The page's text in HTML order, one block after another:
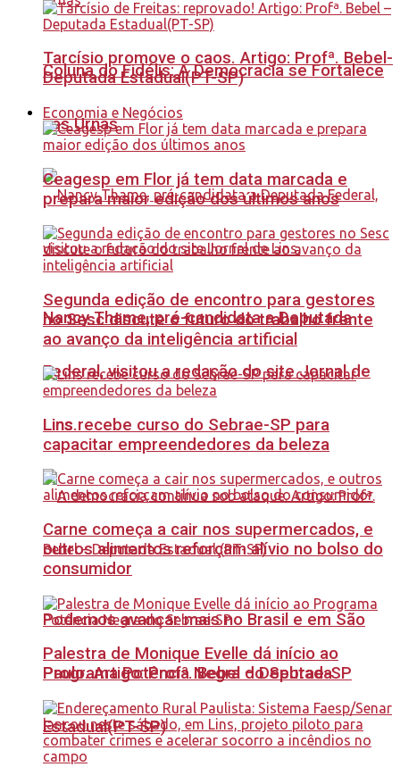
Coluna do Fidélis: A Democracia se Fortalece
nas Urnas
Nancy Thame, pré-candidata a Deputada
Federal, visitou a redação do site Jornal de
Lins.
Podemos avançar mais no Brasil e em São
Paulo. Artigo: Profª. Bebel – Deputada
Estadual(PT-SP)
Tarcísio promove o caos. Artigo: Profª. Bebel-
Deputada Estadual(PT-SP)
Economia e Negócios
Ceagesp em Flor já tem data marcada e
prepara maior edição dos últimos anos
Segunda edição de encontro para gestores
no Sesc discute o futuro do trabalho frente
ao avanço da inteligência artificial
Lins recebe curso do Sebrae-SP para
capacitar empreendedores da beleza
Carne começa a cair nos supermercados, e
outros alimentos reforçam alívio no bolso do
consumidor
Palestra de Monique Evelle dá início ao
Programa Potência Negra do Sebrae-SP